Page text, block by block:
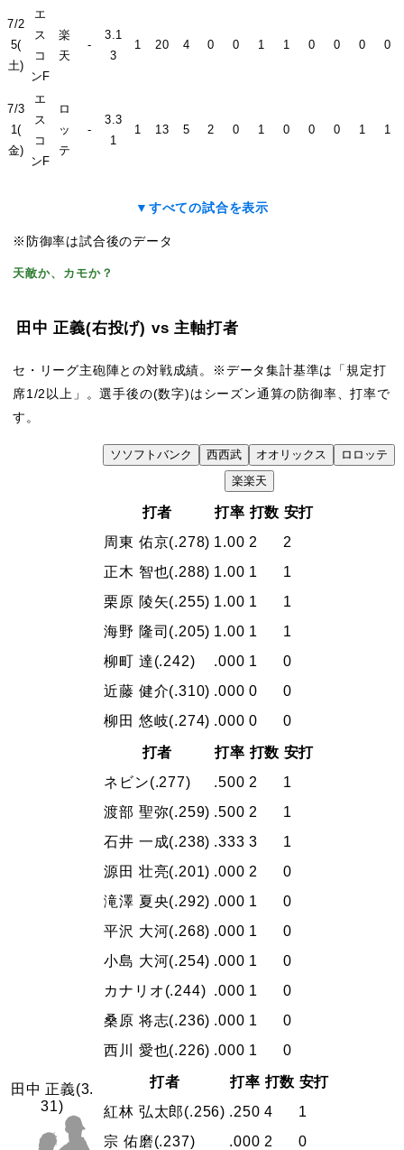
7/2
5(
土)
エ
ス
コ
ンF
楽
天
-
3.1
3
1 20 4 0 0 1 1 0 0 0 0
7/3
1(
金)
エ
ス
コ
ンF
ロ
ッ
テ
-
3.3
1
1 13 5 2 0 1 0 0 0 1 1
▼すべての試合を表示
※防御率は試合後のデータ
天敵か、カモか？
田中 正義(右投げ) vs 主軸打者
セ・リーグ主砲陣との対戦成績。※データ集計基準は「規定打
席1/2以上」。選手後の(数字)はシーズン通算の防御率、打率で
す。
ソ ソフトバンク 西西武 オオリックス ロ ロッテ
楽楽天
田中 正義(3.
31)
打者 打率 打数 安打
周東 佑京(.278) 1.00 2
2
正木 智也(.288) 1.00 1
1
栗原 陵矢(.255) 1.00 1
1
海野 隆司 (.205) 1.00 1
1
柳町 達(.242) .000 1
0
近藤 健介(.310) .000 0
0
柳田 悠岐(.274) .000 0 0
打者 打率 打数 安打
ネビン(.277) .500 2
1
渡部 聖弥(.259) .500 2
1
石井 一成(.238) .333 3
1
源田 壮亮(.201) .000 2
0
滝澤 夏央(.292) .000 1
0
平沢 大河(.268) .000 1
0
小島 大河(.254) .000 1
0
カナリオ(.244) .000 1
0
桑原 将志(.236) .000 1
0
西川 愛也(.226) .000 1 0
打者 打率 打数 安打
紅林 弘太郎(.256) .250 4
1
宗 佑磨(.237) .000 2
0